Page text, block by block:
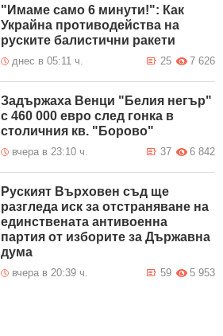
"Имаме само 6 минути!": Как
Украйна противодейства на
руските балистични ракети
днес в 05:11 ч. 7 626
25
Задържаха Венци "Белия негър"
с 460 000 евро след гонка в
столичния кв. "Борово"
вчера в 23:10 ч. 6 842
37
Руският Върховен съд ще
разгледа иск за отстраняване на
единствената антивоенна
партия от изборите за Държавна
дума
вчера в 20:39 ч. 5 953
59